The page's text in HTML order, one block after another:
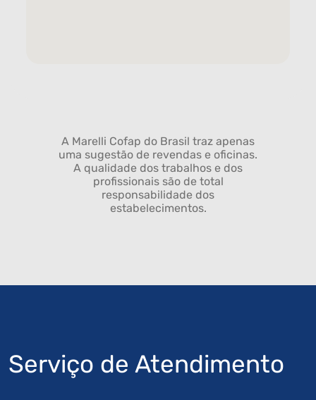
A Marelli Cofap do Brasil traz apenas
uma sugestão de revendas e oficinas.
A qualidade dos trabalhos e dos
profissionais são de total
responsabilidade dos
estabelecimentos.
Serviço de Atendimento